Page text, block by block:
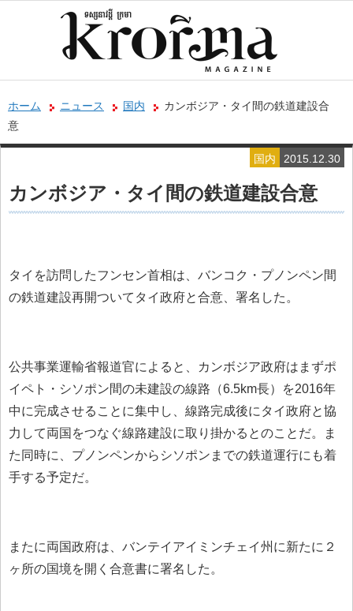
ホーム ニュース 国内
カンボジア・タイ間の鉄道建設合
意
2015.12.30
国内
カンボジア・タイ間の鉄道建設合意
タイを訪問したフンセン首相は、バンコク・プノンペン間
の鉄道建設再開ついてタイ政府と合意、署名した。
公共事業運輸省報道官によると、カンボジア政府はまずポ
イペト・シソポン間の未建設の線路（6.5km長）を2016年
中に完成させることに集中し、線路完成後にタイ政府と協
力して両国をつなぐ線路建設に取り掛かるとのことだ。ま
た同時に、プノンペンからシソポンまでの鉄道運行にも着
手する予定だ。
またに両国政府は、バンテイアイミンチェイ州に新たに２
ヶ所の国境を開く合意書に署名した。